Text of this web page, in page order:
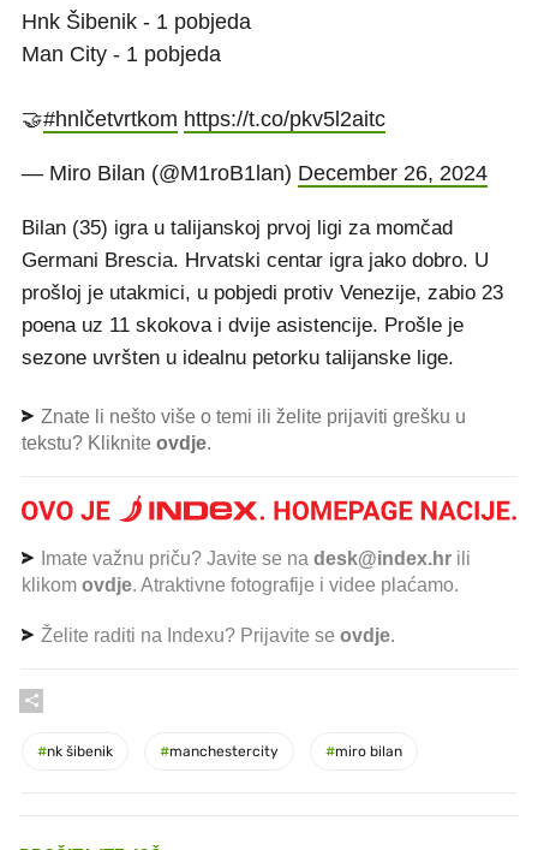
Hnk Šibenik - 1 pobjeda
Man City - 1 pobjeda
🤝#hnlčetvrtkom https://t.co/pkv5l2aitc
— Miro Bilan (@M1roB1lan) December 26, 2024
Bilan (35) igra u talijanskoj prvoj ligi za momčad
Germani Brescia. Hrvatski centar igra jako dobro. U
prošloj je utakmici, u pobjedi protiv Venezije, zabio 23
poena uz 11 skokova i dvije asistencije. Prošle je
sezone uvršten u idealnu petorku talijanske lige.
Znate li nešto više o temi ili želite prijaviti grešku u
tekstu? Kliknite ovdje.
Imate važnu priču? Javite se na desk@index.hr ili
klikom ovdje. Atraktivne fotografije i videe plaćamo.
Želite raditi na Indexu? Prijavite se ovdje.
#nk šibenik #manchestercity #miro bilan